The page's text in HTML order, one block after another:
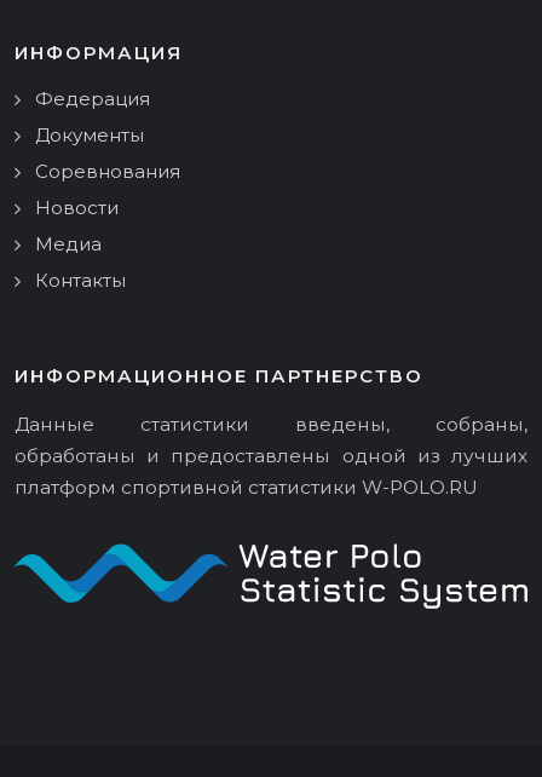
ИНФОРМАЦИЯ
Федерация
Документы
Соревнования
Новости
Медиа
Контакты
ИНФОРМАЦИОННОЕ ПАРТНЕРСТВО
Данные статистики введены, собраны,
обработаны и предоставлены одной из лучших
платформ спортивной статистики W-POLO.RU